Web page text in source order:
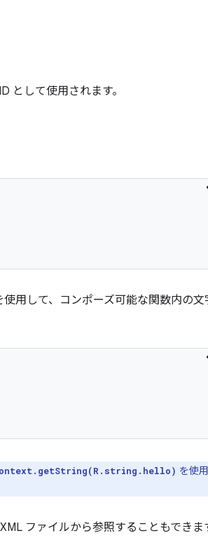
として使用されます。
使用して、コンポーズ可能な関数内の文
を使
ファイルから参照することもできま